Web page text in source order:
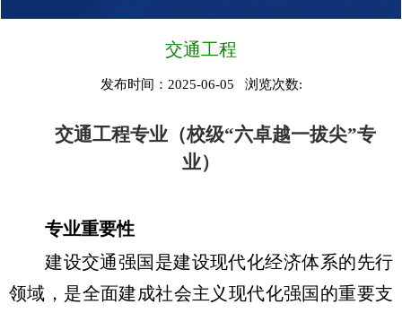
交通工程
发布时间：2025-06-05 浏览次数:
交通工程专业（校级“六卓越一拔尖”专
业）
专业重要性
建设交通强国是建设现代化经济体系的先行
领域，是全面建成社会主义现代化强国的重要支